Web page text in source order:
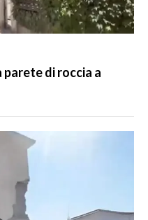
parete di roccia a